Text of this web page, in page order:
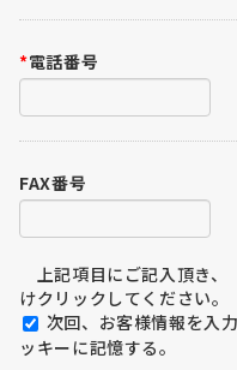
*電話番号
FAX番号
上記項目にご記入頂き、
けクリックしてください。
ッキーに記憶する。